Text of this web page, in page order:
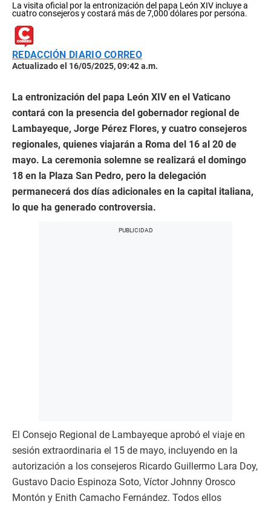
La visita oficial por la entronización del papa León XIV incluye a
cuatro consejeros y costará más de 7,000 dólares por persona.
REDACCIÓN DIARIO CORREO
Actualizado el 16/05/2025, 09:42 a.m.
La entronización del papa León XIV en el Vaticano
contará con la presencia del gobernador regional de
Lambayeque, Jorge Pérez Flores, y cuatro consejeros
regionales, quienes viajarán a Roma del 16 al 20 de
mayo. La ceremonia solemne se realizará el domingo
18 en la Plaza San Pedro, pero la delegación
permanecerá dos días adicionales en la capital italiana,
lo que ha generado controversia.
El Consejo Regional de Lambayeque aprobó el viaje en
sesión extraordinaria el 15 de mayo, incluyendo en la
autorización a los consejeros Ricardo Guillermo Lara Doy,
Gustavo Dacio Espinoza Soto, Víctor Johnny Orosco
Montón y Enith Camacho Fernández. Todos ellos